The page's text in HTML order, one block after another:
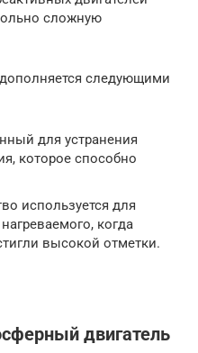
сложную
дополняется следующими
для устранения
которое способно
используется для
когда
высокой отметки.
двигатель